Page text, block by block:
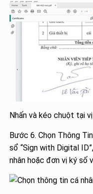
Nhấn và kéo chuột tại
Bước 6. Chọn Thông
sổ “Sign with Digital
nhân hoặc đơn vị ký số